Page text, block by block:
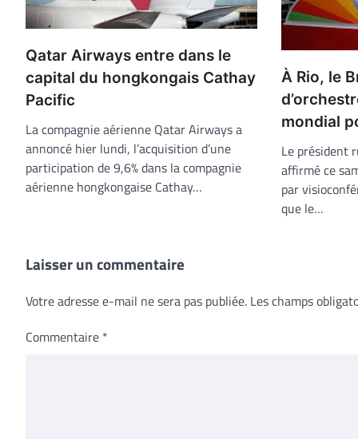
Qatar Airways entre dans le
capital du hongkongais Cathay
Pacific
La compagnie aérienne Qatar Airways a
annoncé hier lundi, l’acquisition d’une
participation de 9,6% dans la compagnie
aérienne hongkongaise Cathay…
À Rio, le
mondial
Le président
affirmé ce
par
que le…
Laisser un commentaire
Votre adresse e-mail ne sera pas publiée. Les champs
Commentaire *